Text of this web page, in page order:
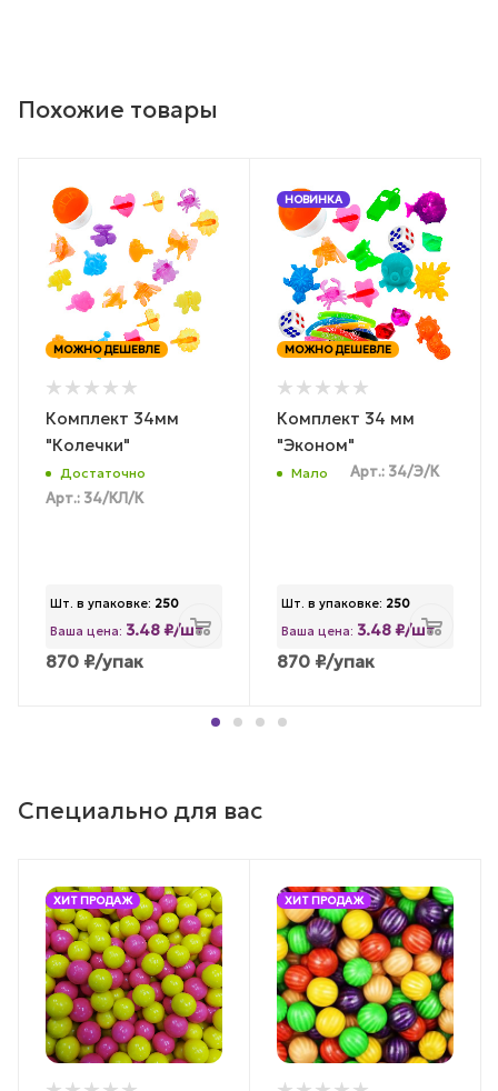
Похожие товары
МОЖНО ДЕШЕВЛЕ
Комплект 34мм
"Колечки"
Достаточно
Арт.: 34/КЛ/К
Шт. в упаковке: 250
Ваша цена: 3.48 ₽/шт
870 ₽/упак
НОВИНКА
МОЖНО ДЕШЕВЛЕ
Комплект 34 мм
"Эконом"
Мало Арт.: 34/Э/К
Шт. в упаковке: 250
Ваша цена: 3.48 ₽/шт
870 ₽/упак
Специально для вас
ХИТ ПРОДАЖ ХИТ ПРОДАЖ